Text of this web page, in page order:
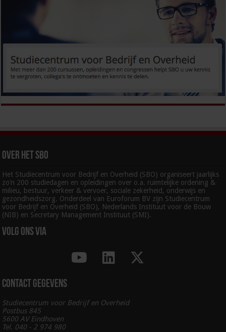
Over het SBO
Het Studiecentrum voor Bedrijf en Overheid (SBO) organiseert jaarlijks
zo’n 200 studiedagen en opleidingen over o.a. ruimtelijke ordening &
milieu, bestuur, verkeer & vervoer, sociale zekerheid, onderwijs en
gezondheidszorg. Onderdeel van Euroforum BV zijn Studiecentrum
voor Bedrijf en Overheid (SBO), Nederlands Instituut voor de Bouw
(NIB) en Secretary Management Instituut (SMI).
Volg ons via
Contact gegevens
Studiecentrum voor Bedrijf en Overheid
Postbus 845
5600 AV Eindhoven
Tel. 040 - 2 974 980